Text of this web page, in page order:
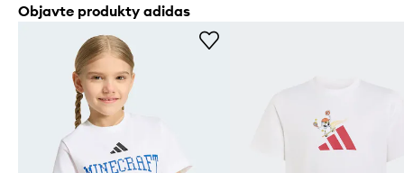
Objavte produkty adidas